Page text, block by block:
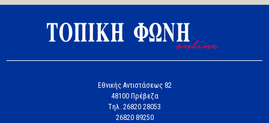
Εθνικής Αντιστάσεως 82
48100 Πρέβεζα
Tηλ. 26820 28053
26820 89250